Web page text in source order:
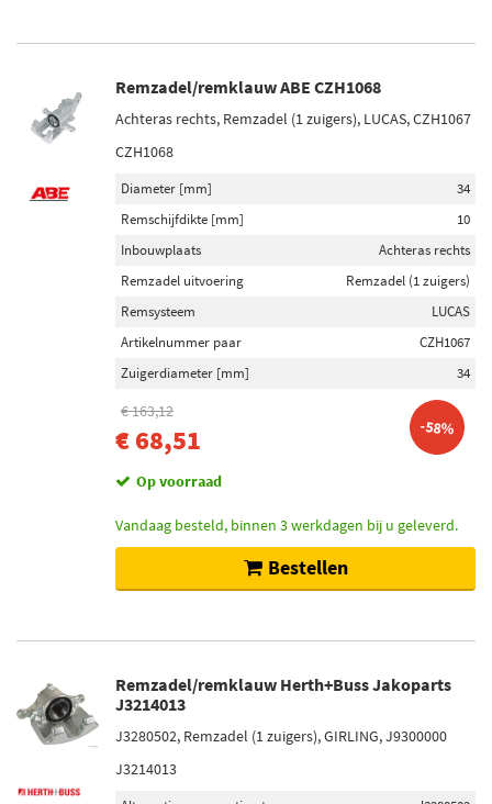
Remzadel/remklauw ABE CZH1068
Achteras rechts, Remzadel (1 zuigers), LUCAS, CZH1067
CZH1068
Diameter [mm]
34
Remschijfdikte [mm]
10
Inbouwplaats
Achteras rechts
Remzadel uitvoering
Remzadel (1 zuigers)
Remsysteem
LUCAS
Artikelnummer paar
CZH1067
Zuigerdiameter [mm]
34
€ 163,12
€ 68,51 -58%
Op voorraad
Vandaag besteld, binnen 3 werkdagen bij u geleverd.
Bestellen
Remzadel/remklauw Herth+Buss Jakoparts
J3214013
J3280502, Remzadel (1 zuigers), GIRLING, J9300000
J3214013